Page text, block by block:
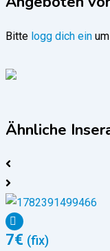
Bitte logg dich ein
Ähnliche
7€ (fix)